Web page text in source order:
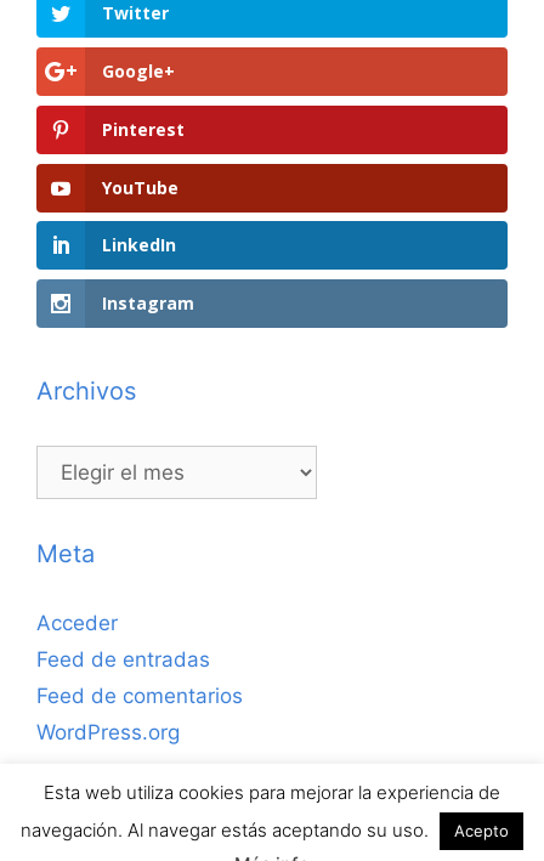
Twitter
Google+
Pinterest
YouTube
LinkedIn
Instagram
Archivos
Archivos
Meta
Acceder
Feed de entradas
Feed de comentarios
WordPress.org
Copyrihgt © 2026 ejerciciosdefutbolsala.com por José
Antonio Valle · Todos los derechos reservados.
Esta web utiliza cookies para mejorar la experiencia de
navegación. Al navegar estás aceptando su uso.
Acepto